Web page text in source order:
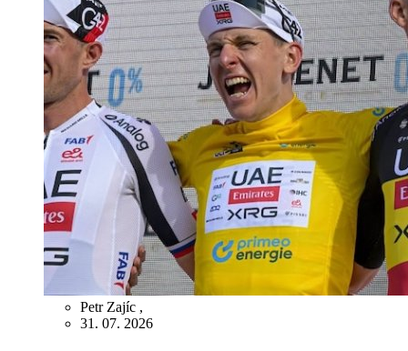
Petr Zajíc ,
31. 07. 2026